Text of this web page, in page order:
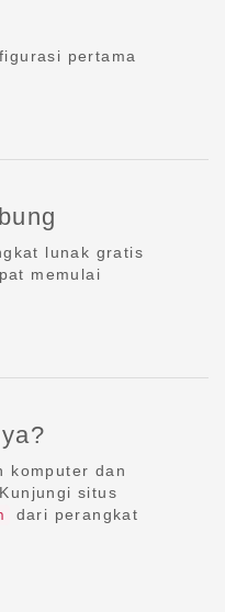
pertama
lunak gratis
memulai
komputer dan
situs
dari perangkat